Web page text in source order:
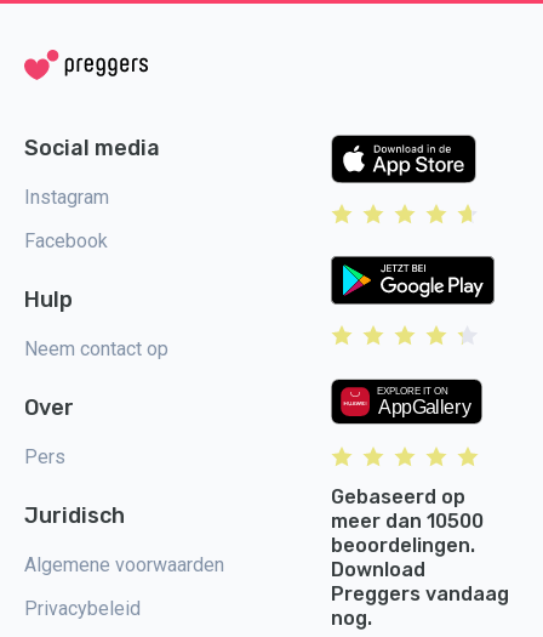
Social media
Instagram
Facebook
Hulp
Neem contact op
Over
Pers
Juridisch
Algemene voorwaarden
Privacybeleid
Gebaseerd op
meer dan 10500
beoordelingen.
Download
Preggers vandaag
nog.